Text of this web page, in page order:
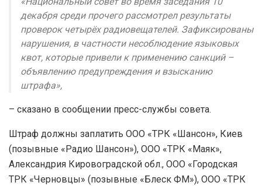
декабря среди прочего рассмотрел результаты
проверок четырёх радиовещателей. Зафиксированы
нарушения, в частности несоблюдение языковых
квот, которые привели к применению санкций –
объявлению предупреждения и взысканию
штрафа»,
– сказано в сообщении пресс-службы совета.
Штраф должны заплатить ООО «ТРК «Шансон», Киев
(позывные «Радио Шансон»), ООО «ТРК «Маяк»,
Александрия Кировоградской обл., ООО «Городская
ТРК «Черновцы» (позывные «Блеск ФМ»), ООО «ТРК